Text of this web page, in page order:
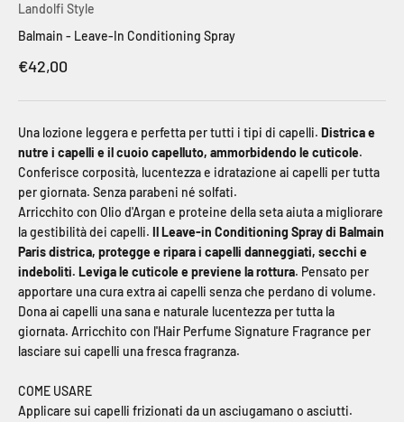
Landolfi Style
Balmain - Leave-In Conditioning Spray
Prezzo scontato
€42,00
Una lozione leggera e perfetta per tutti i tipi di capelli. Districa e
nutre i capelli e il cuoio capelluto, ammorbidendo le cuticole.
Conferisce corposità, lucentezza e idratazione ai capelli per tutta
per giornata. Senza parabeni né solfati.
Arricchito con Olio d'Argan e proteine della seta aiuta a migliorare
la gestibilità dei capelli. Il Leave-in Conditioning Spray di Balmain
Paris districa, protegge e ripara i capelli danneggiati, secchi e
indeboliti. Leviga le cuticole e previene la rottura. Pensato per
apportare una cura extra ai capelli senza che perdano di volume.
Dona ai capelli una sana e naturale lucentezza per tutta la
giornata. Arricchito con l'Hair Perfume Signature Fragrance per
lasciare sui capelli una fresca fragranza.
COME USARE
Applicare sui capelli frizionati da un asciugamano o asciutti.